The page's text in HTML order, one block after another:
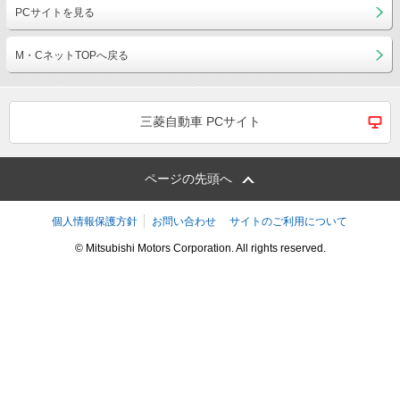
PCサイトを見る
M・CネットTOPへ戻る
三菱自動車 PCサイト
ページの先頭へ
個人情報保護方針 お問い合わせ サイトのご利用について
© Mitsubishi Motors Corporation. All rights reserved.